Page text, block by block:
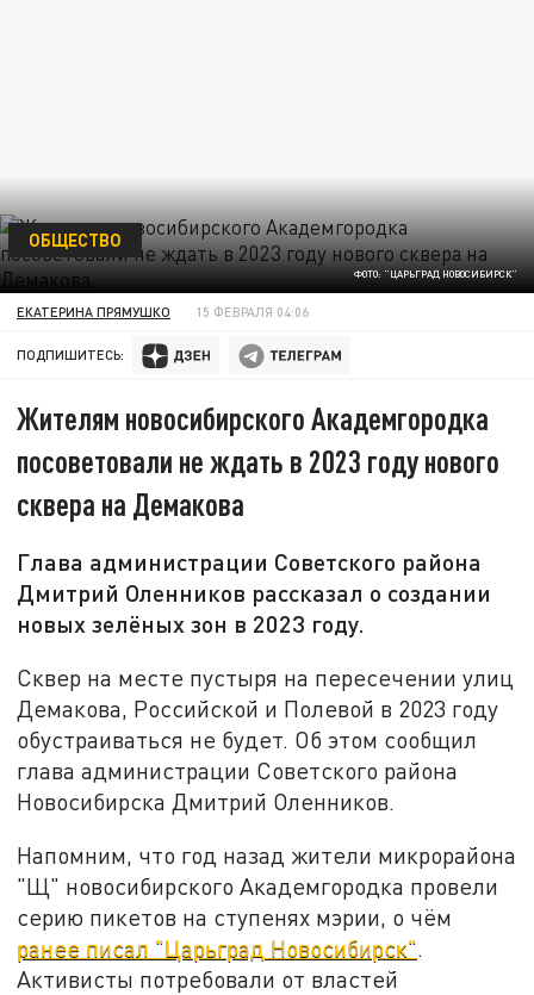
ФОТО: "ЦАРЬГРАД НОВОСИБИРСК"
ОБЩЕСТВО
ЕКАТЕРИНА ПРЯМУШКО 15 ФЕВРАЛЯ 04:06
ПОДПИШИТЕСЬ:
Жителям новосибирского Академгородка
посоветовали не ждать в 2023 году нового
сквера на Демакова
Глава администрации Советского района
Дмитрий Оленников рассказал о создании
новых зелёных зон в 2023 году.
Сквер на месте пустыря на пересечении улиц
Демакова, Российской и Полевой в 2023 году
обустраиваться не будет. Об этом сообщил
глава администрации Советского района
Новосибирска Дмитрий Оленников.
Напомним, что год назад жители микрорайона
"Щ" новосибирского Академгородка провели
серию пикетов на ступенях мэрии, о чём
ранее писал "Царьград Новосибирск".
Активисты потребовали от властей